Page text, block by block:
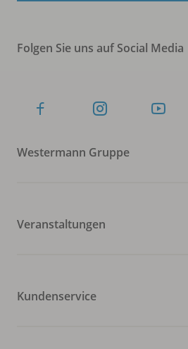
Folgen Sie uns auf Social Media
Westermann Gruppe
Veranstaltungen
Kundenservice